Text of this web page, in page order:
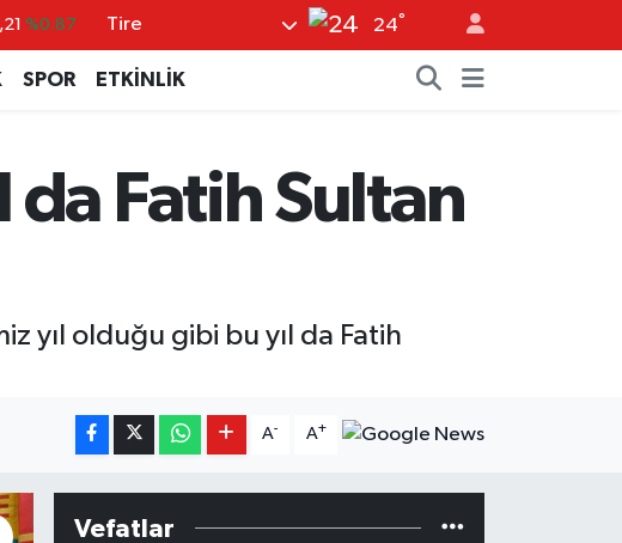
%0.18
%0.32
%-14
Tire 24°
SPOR ETKİNLİK
da Fatih Sultan
yıl olduğu gibi bu yıl da Fatih
A- A+
Vefatlar